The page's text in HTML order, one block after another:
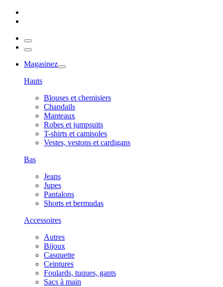
Magasinez
Hauts
Blouses et chemisiers
Chandails
Manteaux
Robes et jumpsuits
T-shirts et camisoles
Vestes, vestons et cardigans
Bas
Jeans
Jupes
Pantalons
Shorts et bermudas
Accessoires
Autres
Bijoux
Casquette
Ceintures
Foulards, tuques, gants
Sacs à main